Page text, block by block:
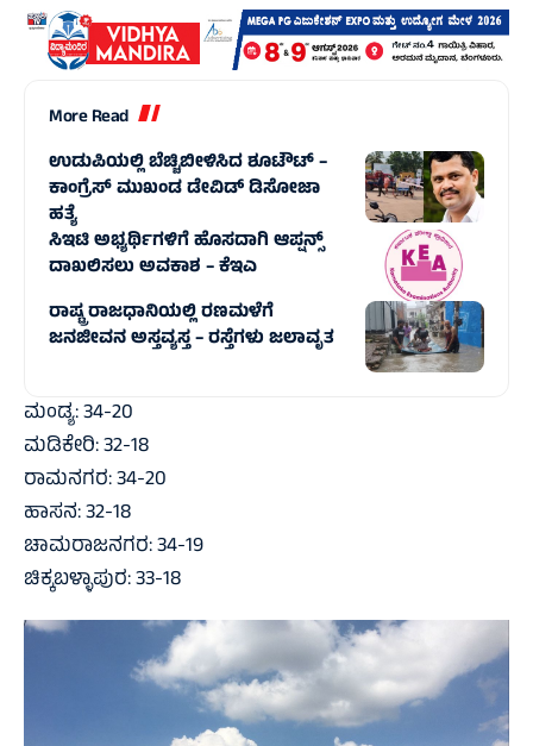
More Read
ಉಡುಪಿಯಲ್ಲಿ ಬೆಚ್ಚಿಬೀಳಿಸಿದ ಶೂಟೌಟ್ –
ಕಾಂಗ್ರೆಸ್ ಮುಖಂಡ ಡೇವಿಡ್ ಡಿಸೋಜಾ
ಹತ್ಯೆ
ಸಿಇಟಿ ಅಭ್ಯರ್ಥಿಗಳಿಗೆ ಹೊಸದಾಗಿ ಆಪ್ಷನ್ಸ್
ದಾಖಲಿಸಲು ಅವಕಾಶ – ಕೆಇಎ
ರಾಷ್ಟ್ರ ರಾಜಧಾನಿಯಲ್ಲಿ ರಣಮಳೆಗೆ
ಜನಜೀವನ ಅಸ್ತವ್ಯಸ್ತ – ರಸ್ತೆಗಳು ಜಲಾವೃತ
ಮಂಡ್ಯ: 34-20
ಮಡಿಕೇರಿ: 32-18
ರಾಮನಗರ: 34-20
ಹಾಸನ: 32-18
ಚಾಮರಾಜನಗರ: 34-19
ಚಿಕ್ಕಬಳ್ಳಾಪುರ: 33-18